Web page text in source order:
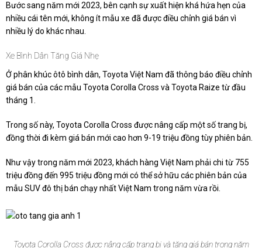
Bước sang năm mới 2023, bên cạnh sự xuất hiện khá hứa hẹn của
nhiều cái tên mới, không ít mẫu xe đã được điều chỉnh giá bán vì
nhiều lý do khác nhau.
Xe Bình Dân Tăng Giá Nhẹ
Ở phân khúc ôtô bình dân, Toyota Việt Nam đã thông báo điều chỉnh
giá bán của các mẫu Toyota Corolla Cross và Toyota Raize từ đầu
tháng 1.
Trong số này, Toyota Corolla Cross được nâng cấp một số trang bị,
đồng thời đi kèm giá bán mới cao hơn 9-19 triệu đồng tùy phiên bản.
Như vậy trong năm mới 2023, khách hàng Việt Nam phải chi từ 755
triệu đồng đến 995 triệu đồng mới có thể sở hữu các phiên bản của
mẫu SUV đô thị bán chạy nhất Việt Nam trong năm vừa rồi.
Toyota Corolla Cross được nâng cấp trang bị và tăng giá bán trong năm